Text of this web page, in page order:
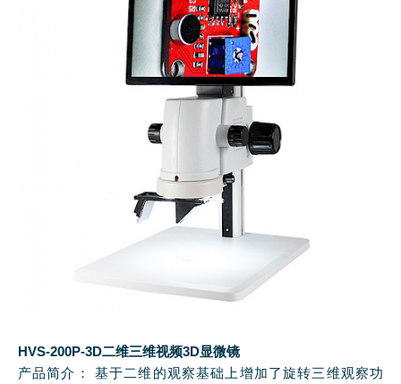
HVS-200P-3D二维三维视频3D显微镜
产品简介： 基于二维的观察基础上增加了旋转三维观察功